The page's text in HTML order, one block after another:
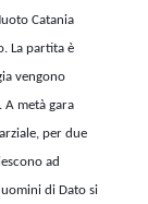
Catania
La partita è
vengono
A metà gara
per due
ad
di Dato si